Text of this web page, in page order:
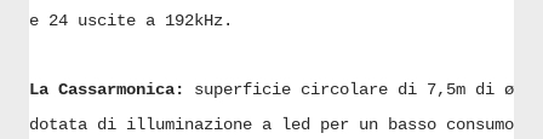
e 24 uscite a 192kHz.
La Cassarmonica: superficie circolare di 7,5m di ø
dotata di illuminazione a led per un basso consumo